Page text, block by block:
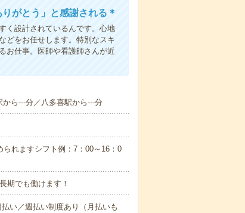
がとう」と感謝される＊
く設計されているんです。心地
どをお任せします。特別なスキ
お仕事。医師や看護師さんが近
ら---分／八多喜駅から---分
れますシフト例：7：00～16：0
でも働けます！
い／週払い制度あり（月払いも